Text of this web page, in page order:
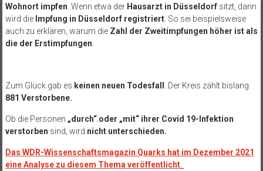
Wohnort impfen. Wenn etwa der Hausarzt in Düsseldorfsitzt, dann
wird die Impfung in Düsseldorf registriert. So sei beispielsweise
auch zu erklären, warum die Zahl der Zweitimpfungen höher ist als
die der Erstimpfungen.
Zum Glück gab es keinen neuen Todesfall . Der Kreis zählt bislang
881 Verstorbene.
Ob die Personen „durch“ oder „mit“ ihrer Covid 19-Infektion
verstorben sind, wird nicht unterschieden.
Das WDR-Wissenschaftsmagazin Quarks hat im Dezember 2021
eine Analyse zu diesem Thema veröffentlicht.